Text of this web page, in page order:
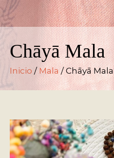
Chāyā Mala
Inicio / Mala/ Chāyā Mala